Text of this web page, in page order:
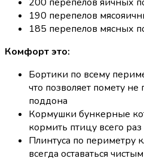
190 перепелов
185 перепелов мясных
Комфорт это:
Бортики по всему
что позволяет помету
поддона
Кормушки бункерные
кормить птицу всего
Плинтуса по периметру
всегда оставаться